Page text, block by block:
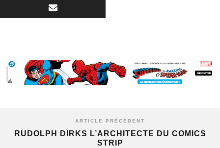
ARTICLE PRÉCÉDENT
RUDOLPH DIRKS L’ARCHITECTE DU COMICS
STRIP